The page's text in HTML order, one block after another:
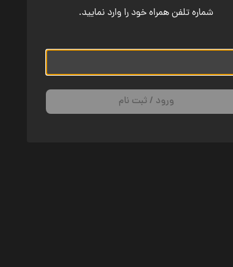
شماره تلفن همراه خود را وارد نمایید.
ورود / ثبت نام